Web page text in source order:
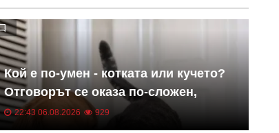
Кой е по-умен - котката или кучето?
Отговорът се оказа по-сложен,
отколкото изглежда
22:43 06.08.2026 929